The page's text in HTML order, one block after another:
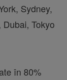
Sydney,
Tokyo
în 80%